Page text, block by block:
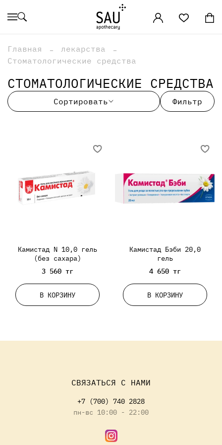
Главная
лекарства
Стоматологические средства
СТОМАТОЛОГИЧЕСКИЕ СРЕДСТВА
Сортировать Фильтр
Камистад N 10,0 гель
(без сахара)
3 560 тг
В КОРЗИНУ
Камистад Бэби 20,0
гель
4 650 тг
В КОРЗИНУ
СВЯЗАТЬСЯ С НАМИ
+7 (700) 740 2828
пн-вс 10:00 - 22:00